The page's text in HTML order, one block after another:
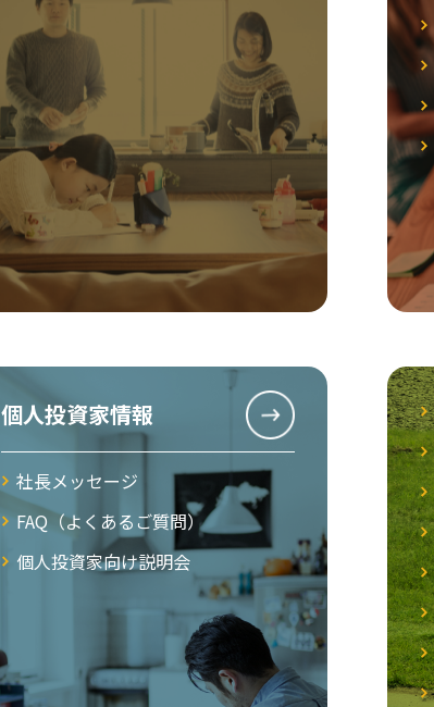
個人投資家情報
社長メッセージ
FAQ（よくあるご質問）
個人投資家向け説明会